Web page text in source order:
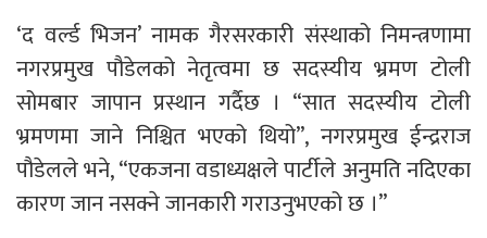
‘द वर्ल्ड भिजन’ नामक गैरसरकारी संस्थाको निमन्त्रणामा
नगरप्रमुख पौडेलको नेतृत्वमा छ सदस्यीय भ्रमण टोली
सोमबार जापान प्रस्थान गर्दैछ । “सात सदस्यीय टोली
भ्रमणमा जाने निश्चित भएको थियो”, नगरप्रमुख ईन्द्रराज
पौडेलले भने, “एकजना वडाध्यक्षले पार्टीले अनुमति नदिएका
कारण जान नसक्ने जानकारी गराउनुभएको छ ।”